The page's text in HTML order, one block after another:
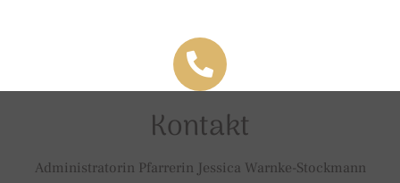
Kontakt
Administratorin Pfarrerin Jessica Warnke-Stockmann